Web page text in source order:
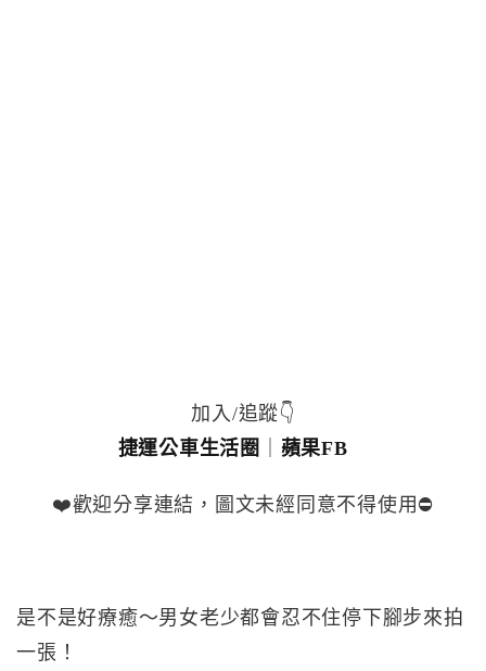
加入/追蹤👇
捷運公車生活圈
蘋果FB
❤️歡迎分享連結，圖文未經同意不得使用⛔️
是不是好療癒～男女老少都會忍不住停下腳步來拍
一張！